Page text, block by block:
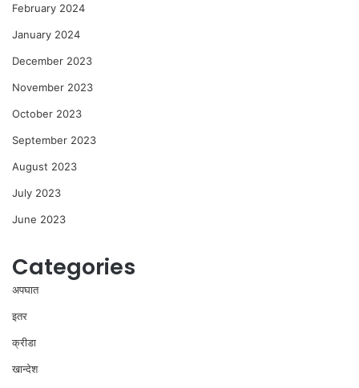
February 2024
January 2024
December 2023
November 2023
October 2023
September 2023
August 2023
July 2023
June 2023
Categories
अपघात
इतर
क्रीडा
खान्देश